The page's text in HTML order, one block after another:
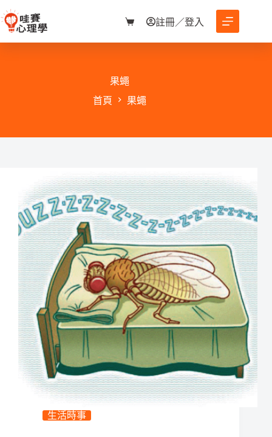
至
購
物
註冊／登入
果蠅
首頁
果蠅
生活時事